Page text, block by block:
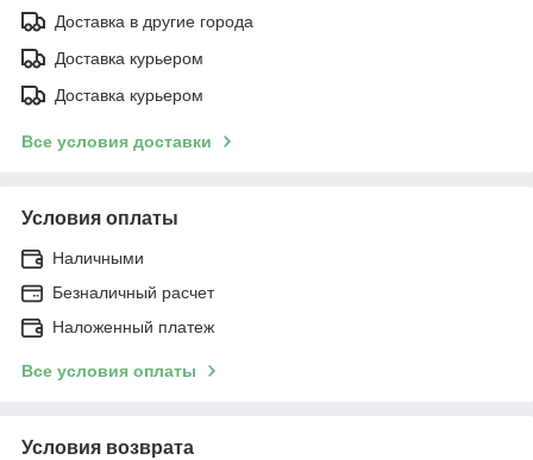
Доставка в другие города
Доставка курьером
Доставка курьером
Все условия доставки
Условия оплаты
Наличными
Безналичный расчет
Наложенный платеж
Все условия оплаты
Условия возврата